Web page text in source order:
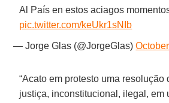
Al País en estos aciagos
pic.twitter.com/keUkr1sNIb
— Jorge Glas (@JorgeGlas)
“Acato em protesto uma resolução
justiça, inconstitucional, ilegal, em